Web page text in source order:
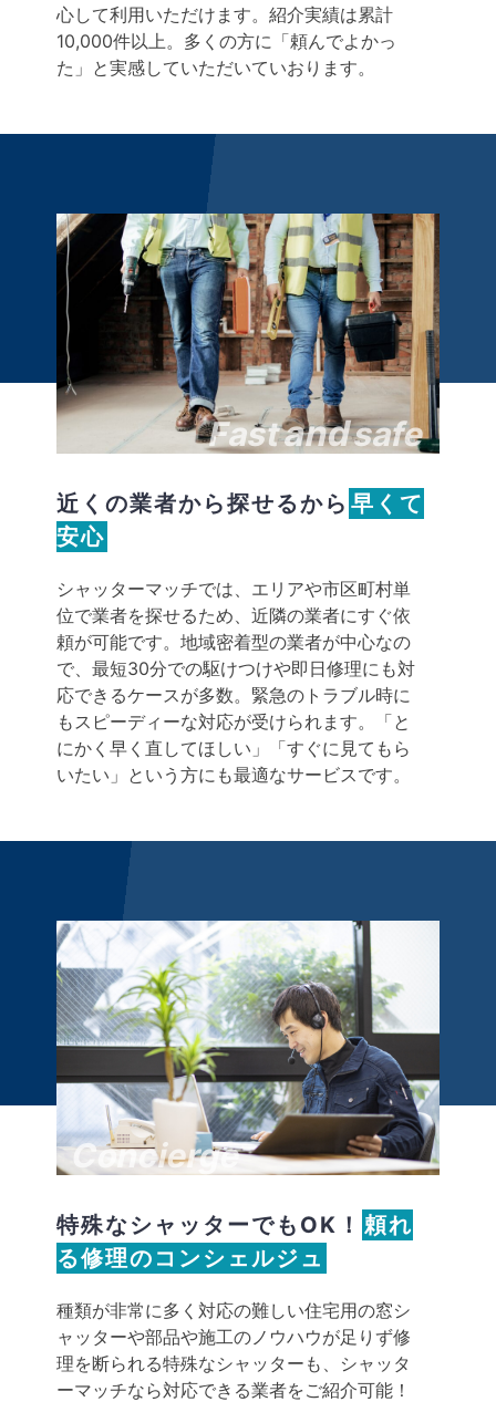
心して利用いただけます。紹介実績は累計
10,000件以上。多くの方に「頼んでよかっ
た」と実感していただいていおります。
近くの業者から探せるから 早くて
安心
シャッターマッチでは、エリアや市区町村単
位で業者を探せるため、近隣の業者にすぐ依
頼が可能です。地域密着型の業者が中心なの
で、最短30分での駆けつけや即日修理にも対
応できるケースが多数。緊急のトラブル時に
もスピーディーな対応が受けられます。「と
にかく早く直してほしい」「すぐに見てもら
いたい」という方にも最適なサービスです。
Fastandsafe
特殊なシャッターでもOK！ 頼れ
る修理のコンシェルジュ
種類が非常に多く対応の難しい住宅用の窓シ
ャッターや部品や施工のノウハウが足りず修
理を断られる特殊なシャッターも、シャッタ
ーマッチなら対応できる業者をご紹介可能！
Concierge